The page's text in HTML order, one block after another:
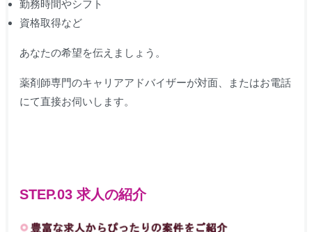
勤務時間やシフト
資格取得など
あなたの希望を伝えましょう。
薬剤師専門のキャリアアドバイザーが対面、またはお電話
にて直接お伺いします。
STEP.03 求人の紹介